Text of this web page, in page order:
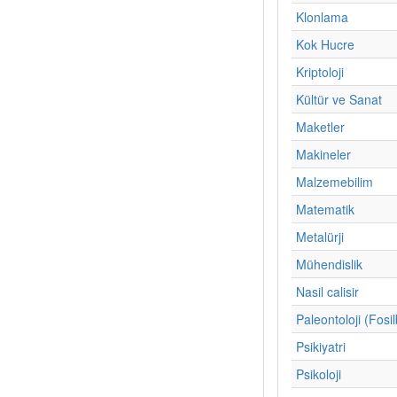
Klonlama
Kok Hucre
Kriptoloji
Kültür ve Sanat
Maketler
Makineler
Malzemebilim
Matematik
Metalürji
Mühendislik
Nasil calisir
Paleontoloji
Psikiyatri
Psikoloji